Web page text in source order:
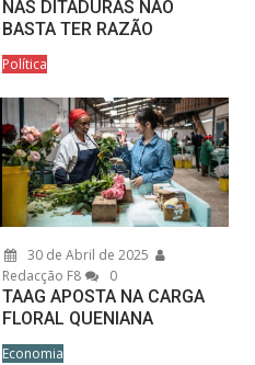
NAS DITADURAS NÃO
BASTA TER RAZÃO
Política
30 de Abril de 2025
Redacção F8
0
TAAG APOSTA NA CARGA
FLORAL QUENIANA
Economia